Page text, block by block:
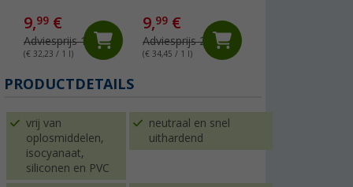
9,99 €
Adviesprijs 16,99 €
(€ 32,23 / 1 l)
9,99 €
Adviesprijs 24,99 €
(€ 34,45 / 1 l)
PRODUCTDETAILS
vrij van
oplosmiddelen,
isocyanaat,
siliconen en PVC
neutraal en snel
uithardend